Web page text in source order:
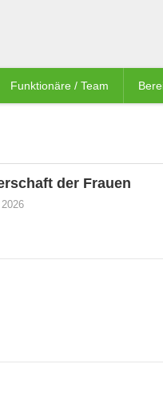
Funktionäre / Team
der Frauen